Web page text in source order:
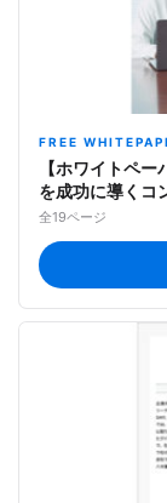
FREE
【ホワイトペ
を成功に導くコ
全19ページ